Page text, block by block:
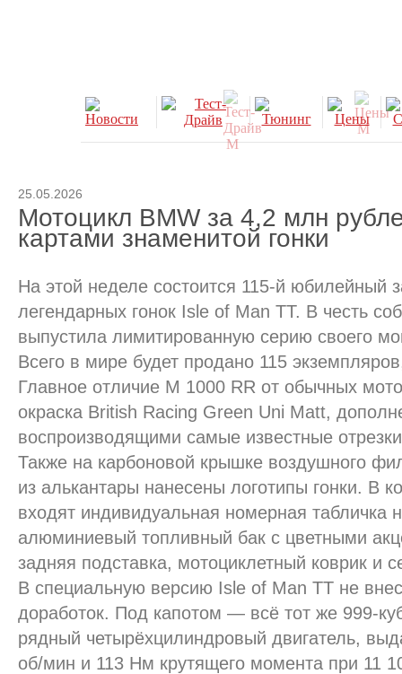
25.05.2026
Мотоцикл BMW за 4,2 млн
картами знаменитой гонки
На этой неделе состоится 115-й юбилейный
легендарных гонок Isle of Man TT. В честь
выпустила лимитированную серию своего
Всего в мире будет продано 115
Главное отличие M 1000 RR от обычных
окраска British Racing Green Uni Matt,
воспроизводящими самые известные
Также на карбоновой крышке воздушного
из алькантары нанесены логотипы гонки. В
входят индивидуальная номерная табличка
алюминиевый топливный бак с цветными
задняя подставка, мотоциклетный коврик и
В специальную версию Isle of Man TT не
доработок. Под капотом — всё тот же 999-
рядный четырёхцилиндровый двигатель,
об/мин и 113 Нм крутящего момента при 11